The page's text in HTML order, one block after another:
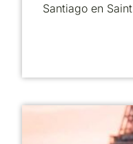
Santiago en Saint